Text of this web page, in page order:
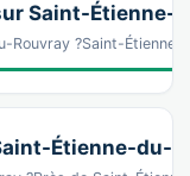
Saint-Étienne-
Rouvray ?Saint-
Étienne-du-